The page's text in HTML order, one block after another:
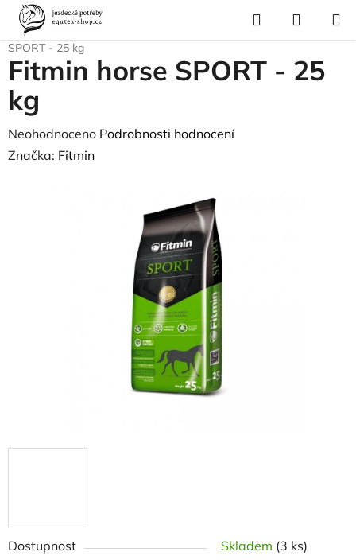
Přejít
obsah
Hledat
KOŠÍK
Domů
Krmivo a vitamíny
SPORT - 25 kg
Dostupnost Skladem (3 ks)
Fitmin horse SPORT - 25
kg
Průměrné
hodnocení
Neohodnoceno Podrobnosti hodnocení
Značka: Fitmin